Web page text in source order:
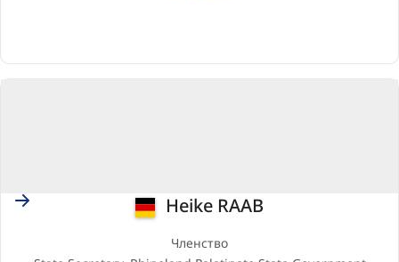
Party)
GermanyHeike RAAB
Членство